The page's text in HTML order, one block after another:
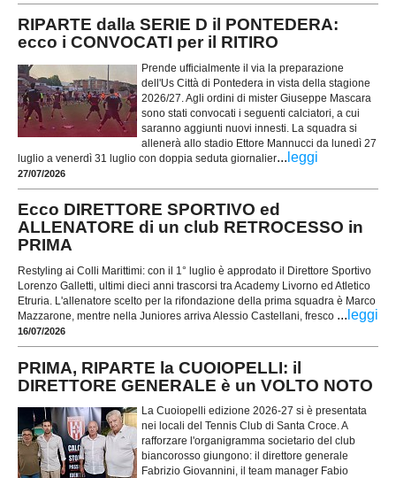
RIPARTE dalla SERIE D il PONTEDERA:
ecco i CONVOCATI per il RITIRO
Prende ufficialmente il via la preparazione
dell'Us Città di Pontedera in vista della stagione
2026/27. Agli ordini di mister Giuseppe Mascara
sono stati convocati i seguenti calciatori, a cui
saranno aggiunti nuovi innesti. La squadra si
allenerà allo stadio Ettore Mannucci da lunedì 27
luglio a venerdì 31 luglio con doppia seduta giornalier... leggi
27/07/2026
Ecco DIRETTORE SPORTIVO ed
ALLENATORE di un club RETROCESSO in
PRIMA
Restyling ai Colli Marittimi: con il 1° luglio è approdato il Direttore Sportivo
Lorenzo Galletti, ultimi dieci anni trascorsi tra Academy Livorno ed Atletico
Etruria. L'allenatore scelto per la rifondazione della prima squadra è Marco
Mazzarone, mentre nella Juniores arriva Alessio Castellani, fresco ... leggi
16/07/2026
PRIMA, RIPARTE la CUOIOPELLI: il
DIRETTORE GENERALE è un VOLTO NOTO
La Cuoiopelli edizione 2026-27 si è presentata
nei locali del Tennis Club di Santa Croce. A
rafforzare l'organigramma societario del club
biancorosso giungono: il direttore generale
Fabrizio Giovannini, il team manager Fabio